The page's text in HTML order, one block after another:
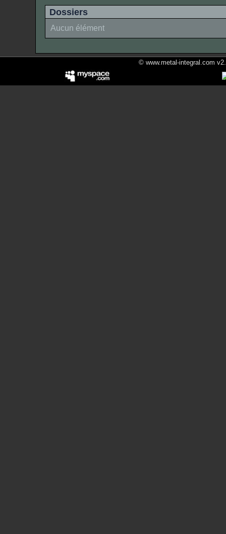
Dossiers
Aucun élément
© www.metal-integral.com